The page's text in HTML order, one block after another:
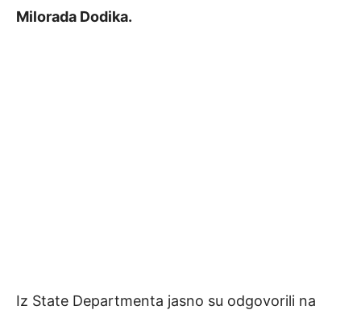
Milorada Dodika.
Iz State Departmenta jasno su odgovorili na